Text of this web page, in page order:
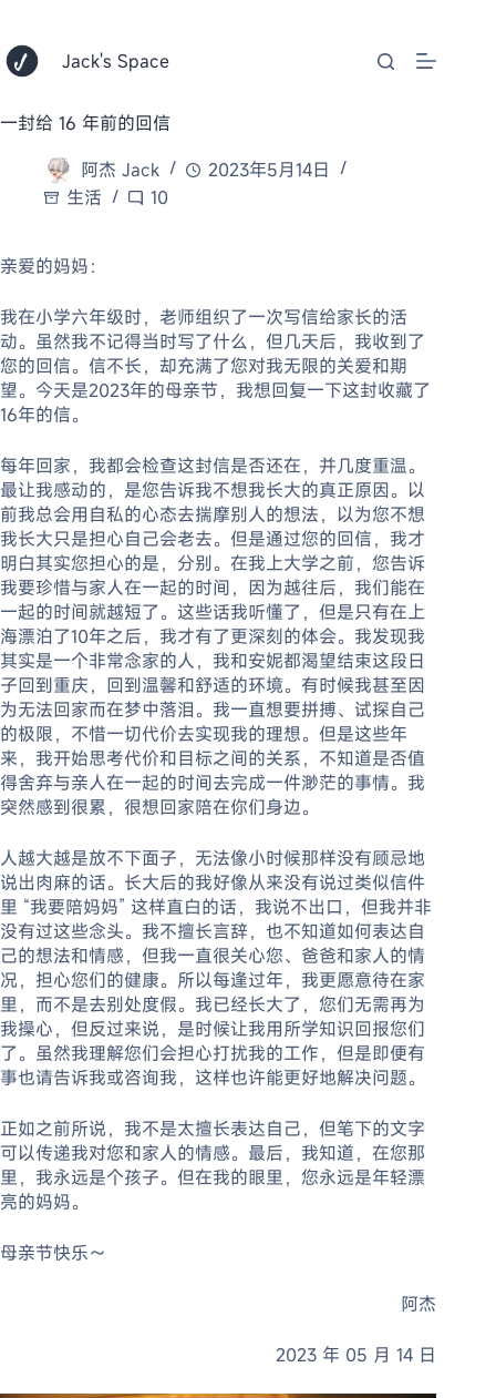
内
Jack's Space
一封给 16 年前的回信
阿杰 Jack
2023年5月14日
生活
10
亲爱的妈妈：
我在小学六年级时，老师组织了一次写信给家长的活
动。虽然我不记得当时写了什么，但几天后，我收到了
您的回信。信不长，却充满了您对我无限的关爱和期
望。今天是2023年的母亲节，我想回复一下这封收藏了
16年的信。
每年回家，我都会检查这封信是否还在，并几度重温。
最让我感动的，是您告诉我不想我长大的真正原因。以
前我总会用自私的心态去揣摩别人的想法，以为您不想
我长大只是担心自己会老去。但是通过您的回信，我才
明白其实您担心的是，分别。在我上大学之前，您告诉
我要珍惜与家人在一起的时间，因为越往后，我们能在
一起的时间就越短了。这些话我听懂了，但是只有在上
海漂泊了10年之后，我才有了更深刻的体会。我发现我
其实是一个非常念家的人，我和安妮都渴望结束这段日
子回到重庆，回到温馨和舒适的环境。有时候我甚至因
为无法回家而在梦中落泪。我一直想要拼搏、试探自己
的极限，不惜一切代价去实现我的理想。但是这些年
来，我开始思考代价和目标之间的关系，不知道是否值
得舍弃与亲人在一起的时间去完成一件渺茫的事情。我
突然感到很累，很想回家陪在你们身边。
人越大越是放不下面子，无法像小时候那样没有顾忌地
说出肉麻的话。长大后的我好像从来没有说过类似信件
里 “我要陪妈妈” 这样直白的话，我说不出口，但我并非
没有过这些念头。我不擅长言辞，也不知道如何表达自
己的想法和情感，但我一直很关心您、爸爸和家人的情
况，担心您们的健康。所以每逢过年，我更愿意待在家
里，而不是去别处度假。我已经长大了，您们无需再为
我操心，但反过来说，是时候让我用所学知识回报您们
了。虽然我理解您们会担心打扰我的工作，但是即便有
事也请告诉我或咨询我，这样也许能更好地解决问题。
正如之前所说，我不是太擅长表达自己，但笔下的文字
可以传递我对您和家人的情感。最后，我知道，在您那
里，我永远是个孩子。但在我的眼里，您永远是年轻漂
亮的妈妈。
母亲节快乐～
阿杰
2023 年 05 月 14 日